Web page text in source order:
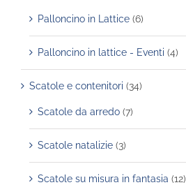
Palloncino in Lattice (6)
Palloncino in lattice - Eventi (4)
Scatole e contenitori (34)
Scatole da arredo (7)
Scatole natalizie (3)
Scatole su misura in fantasia (12)